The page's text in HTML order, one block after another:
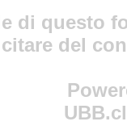
di questo
del